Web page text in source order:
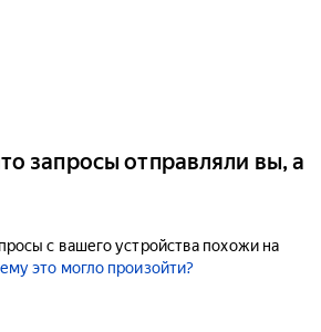
запросы отправляли вы, а
с вашего устройства похожи на
это могло произойти?